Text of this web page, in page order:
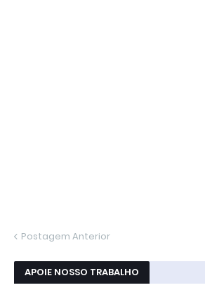
Postagem Anterior
APOIE NOSSO TRABALHO